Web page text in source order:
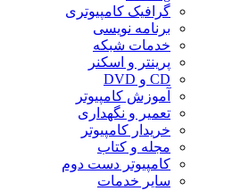
گرافیک کامپیوتری
برنامه نویسی
خدمات شبکه
پرینتر و اسکنر
CD و DVD
آموزش کامپیوتر
تعمیر و نگهداری
خریدار کامپیوتر
مجله و کتاب
کامپیوتر دست دوم
سایر خدمات